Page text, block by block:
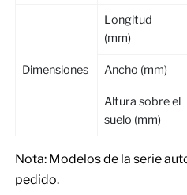
Dimensiones
Longitud
(mm)
Ancho (mm)
Altura sobre el
suelo (mm)
Nota: Modelos de la serie
pedido.